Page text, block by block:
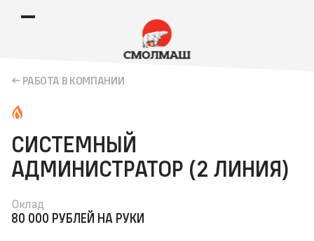
РАБОТА В КОМПАНИИ
СИСТЕМНЫЙ
АДМИНИСТРАТОР (2 ЛИНИЯ)
Оклад
80 000 РУБЛЕЙ НА РУКИ